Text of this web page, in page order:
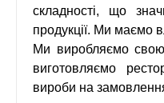
ЗАРУБІЖНІ ЗАХОДИ
ТРЕНІНГИ
НАЦІОНАЛЬНІ
ЛІДЕРИ ХХІ
складності, що
продукції. Ми маємо
Ми виробляємо
виготовляємо
вироби на